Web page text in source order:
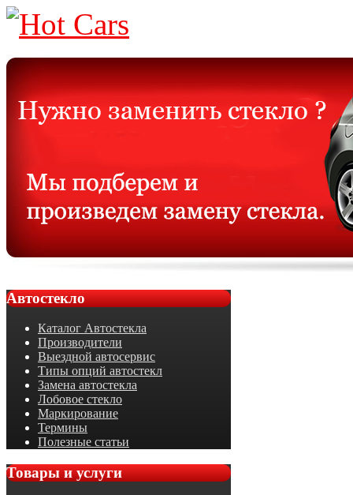
Автостекло
Каталог Автостекла
Производители
Выездной автосервис
Типы опций автостекл
Замена автостекла
Лобовое стекло
Маркирование
Термины
Полезные статьи
Товарыи услуги